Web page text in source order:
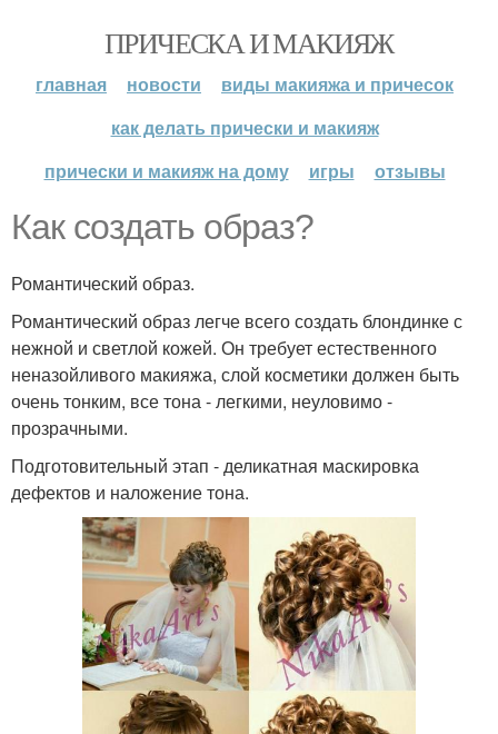
ПРИЧЕСКА И МАКИЯЖ
главная новости
виды макияжа и причесок
как делать прически и макияж
прически и макияж на дому
игры отзывы
Как создать образ?
Романтический образ.
Романтический образ легче всего создать блондинке с
нежной и светлой кожей. Он требует естественного
неназойливого макияжа, слой косметики должен быть
очень тонким, все тона - легкими, неуловимо -
прозрачными.
Подготовительный этап - деликатная маскировка
дефектов и наложение тона.